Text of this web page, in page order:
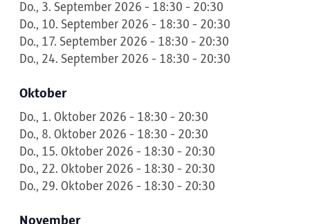
Do., 3. September 2026 - 18:30 - 20:30
Do., 10. September 2026 - 18:30 - 20:30
Do., 17. September 2026 - 18:30 - 20:30
Do., 24. September 2026 - 18:30 - 20:30
Oktober
Do., 1. Oktober 2026 - 18:30 - 20:30
Do., 8. Oktober 2026 - 18:30 - 20:30
Do., 15. Oktober 2026 - 18:30 - 20:30
Do., 22. Oktober 2026 - 18:30 - 20:30
Do., 29. Oktober 2026 - 18:30 - 20:30
November